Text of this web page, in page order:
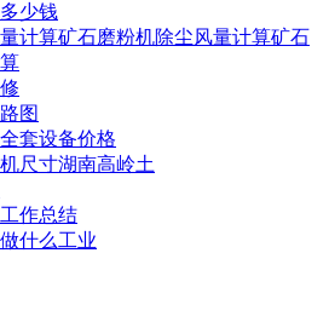
少钱
计算矿石磨粉机除尘风量计算矿石
图
套设备价格
尺寸湖南高岭土
作总结
什么工业